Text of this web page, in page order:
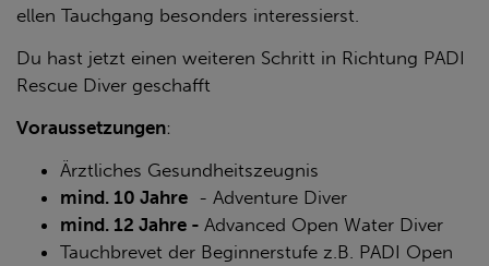
el­len Tauch­gang be­son­ders in­ter­es­sierst.
Du hast jetzt einen wei­te­ren Schritt in Rich­tung PADI
Res­cue Diver ge­schafft
Vor­aus­set­zun­gen:
Ärztliches Gesundheitszeugnis
mind. 10 Jahre - Adventure Diver
mind. 12 Jahre - Advanced Open Water Diver
Tauchbrevet der Beginnerstufe z.B. PADI Open